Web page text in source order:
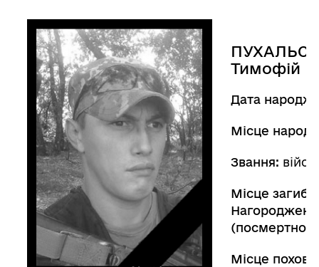
Тимофій
Дата
Місце
Звання:
Місце
(посмертно).
Місце